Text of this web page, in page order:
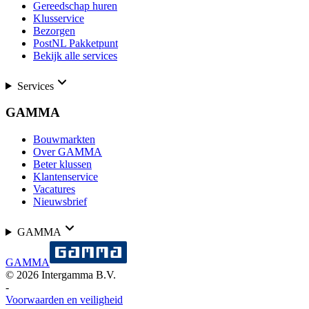
Gereedschap huren
Klusservice
Bezorgen
PostNL Pakketpunt
Bekijk alle services
Services
GAMMA
Bouwmarkten
Over GAMMA
Beter klussen
Klantenservice
Vacatures
Nieuwsbrief
GAMMA
GAMMA
© 2026 Intergamma B.V.
-
Voorwaarden en veiligheid